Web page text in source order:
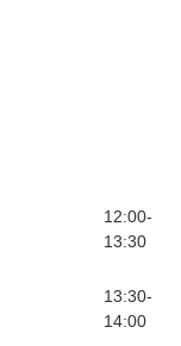
12:00-
13:30
13:30-
14:00